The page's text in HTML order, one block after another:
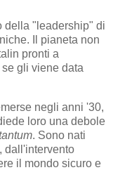
della "leadership" di
Il pianeta non
pronti a
gli viene data
negli anni '30,
loro una debole
. Sono nati
dall'intervento
il mondo sicuro e